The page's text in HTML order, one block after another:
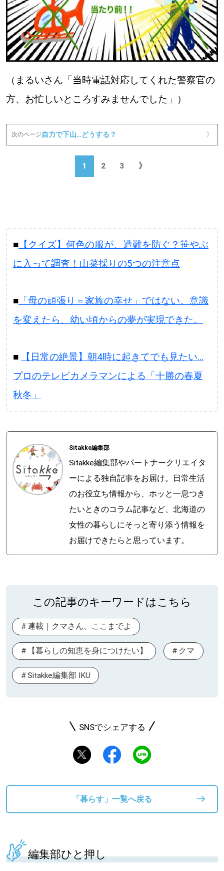
（まるいさん「当時電話対応してくれた警察官の
方、お忙しいところすみませんでした」）
次のページ 自力で下山…どうする？ 》
1 2 3 》
■【クイズ】何色の服が、遭難を防ぐ？笹やぶ
に入って調査！山菜採りの5つの注意点
■「母の頑張り＝家族の幸せ」ではない。意識
を変えたら、幼い頃からの夢が実現できた。
■
【日常の絶景】朝4時に起きてでも見たい…
プロのテレビカメラマンによる「十勝の春夏
秋冬」
Sitakke編集部
Sitakke編集部やパートナークリエイタ
ーによる独自記事をお届け。日常生活
のお役立ち情報から、ホッと一息つき
たいときのコラム記事など、北海道の
女性の暮らしにそっと寄り添う情報を
お届けできたらと思っています。
この記事のキーワードはこちら
連載｜クマさん、ここまでよ
【暮らしの知恵を身につけたい】 クマ
Sitakke編集部 IKU
SNSでシェアする
「暮らす」一覧へ戻る
編集部ひと押し